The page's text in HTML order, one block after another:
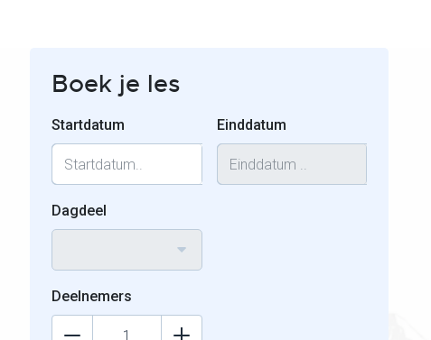
Boek je les
Startdatum Einddatum
Dagdeel
Deelnemers